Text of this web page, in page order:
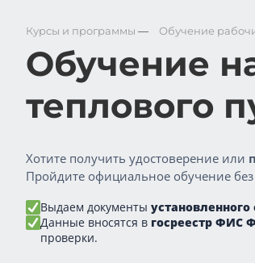
Курсы и программы — Обучение
Обучение
теплового
Хотите получить удостоверение или
Пройдите официальное обучение
Выдаем документы установленного
Данные вносятся в госреестр ФИС
проверки.